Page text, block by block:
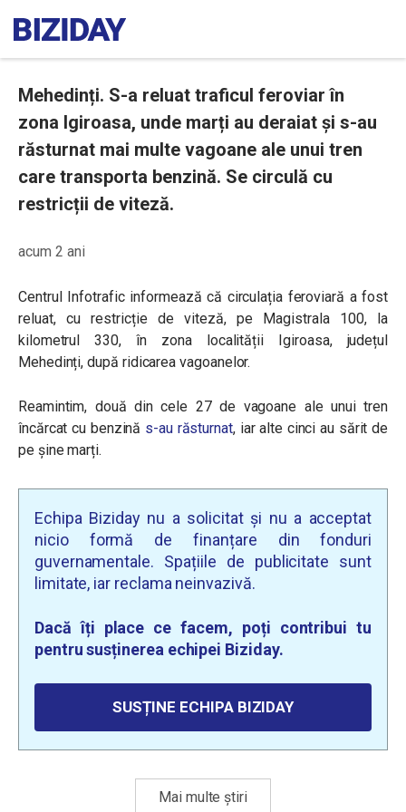
Mehedinți. S-a reluat traficul feroviar în
zona Igiroasa, unde marți au deraiat şi s-au
răsturnat mai multe vagoane ale unui tren
care transporta benzină. Se circulă cu
restricții de viteză.
acum 2 ani
Centrul Infotrafic informează că circulația feroviară a fost
reluat, cu restricție de viteză, pe Magistrala 100, la
kilometrul 330, în zona localității Igiroasa, județul
Mehedinți, după ridicarea vagoanelor.
Reamintim, două din cele 27 de vagoane ale unui tren
încărcat cu benzină s-au răsturnat, iar alte cinci au sărit de
pe șine marți.
Echipa Biziday nu a solicitat și nu a acceptat
nicio formă de finanțare din fonduri
guvernamentale. Spațiile de publicitate sunt
limitate, iar reclama neinvazivă.
Dacă îți place ce facem, poți contribui tu
pentru susținerea echipei Biziday.
SUSȚINE ECHIPA BIZIDAY
Mai multe știri